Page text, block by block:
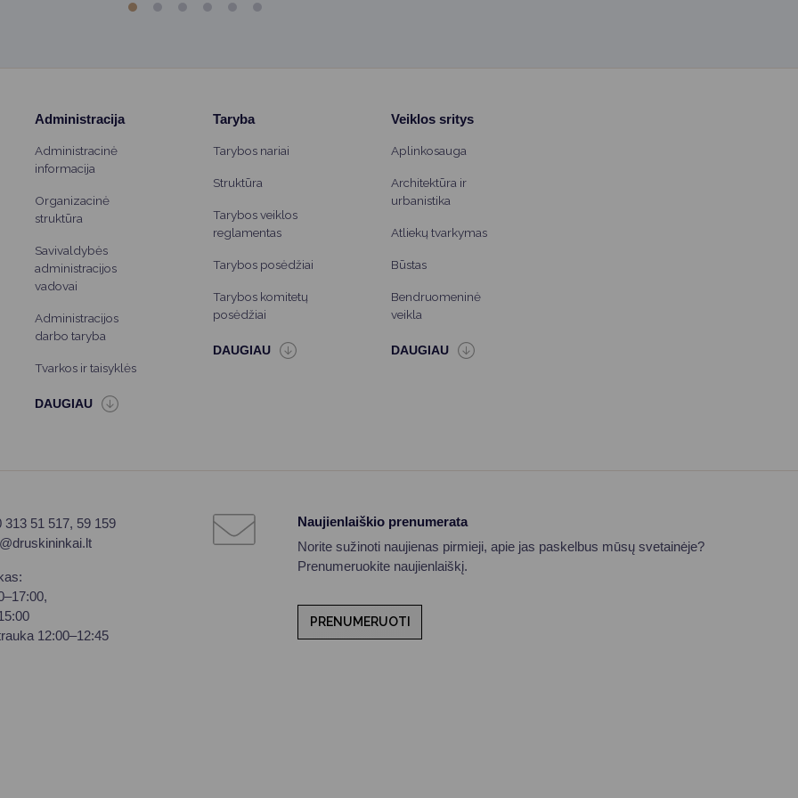
Administracija
Administracinė
informacija
Organizacinė
struktūra
Savivaldybės
administracijos
vadovai
Administracijos
darbo taryba
Tvarkos ir taisyklės
Taryba
Tarybos nariai
Struktūra
Tarybos veiklos
reglamentas
Tarybos posėdžiai
Tarybos komitetų
posėdžiai
Veiklos sritys
Aplinkosauga
Architektūra ir
urbanistika
Atliekų tvarkymas
Būstas
Bendruomeninė
veikla
313 51 517, 59 159
12:00–12:45
Naujienlaiškio prenumerata
Norite sužinoti naujienas pirmieji, apie jas paskelbus mūsų svetainėje?
Prenumeruokite naujienlaiškį.
PRENUMERUOTI